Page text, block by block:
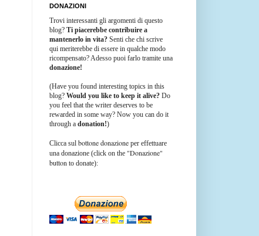
DONAZIONI
Trovi interessanti gli argomenti di questo
blog? Ti piacerebbe contribuire a
mantenerlo in vita? Senti che chi scrive
qui meriterebbe di essere in qualche modo
ricompensato? Adesso puoi farlo tramite una
donazione!
(Have you found interesting topics in this
blog? Would you like to keep it alive? Do
you feel that the writer deserves to be
rewarded in some way? Now you can do it
through a donation!)
Clicca sul bottone donazione per effettuare
una donazione (click on the "Donazione"
button to donate):